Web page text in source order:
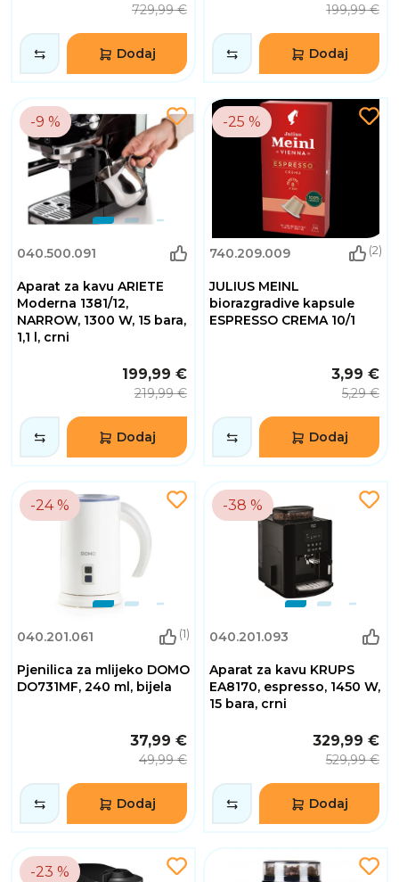
729,99 €
Dodaj
199,99 €
Dodaj
-9 %
040.500.091
Aparat za kavu ARIETE
Moderna 1381/12,
NARROW, 1300 W, 15 bara,
1,1 l, crni
199,99 €
219,99 €
Dodaj
-25 %
740.209.009 (2)
JULIUS MEINL
biorazgradive kapsule
ESPRESSO CREMA 10/1
3,99 €
5,29 €
Dodaj
-24 %
040.201.061 (1)
Pjenilica za mlijeko DOMO
DO731MF, 240 ml, bijela
37,99 €
49,99 €
Dodaj
-38 %
040.201.093
Aparat za kavu KRUPS
EA8170, espresso, 1450 W,
15 bara, crni
329,99 €
529,99 €
Dodaj
-23 %